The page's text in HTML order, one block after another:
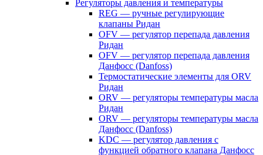
Регуляторы давления и температуры
REG — ручные регулирующие
клапаны Ридан
OFV — регулятор перепада давления
Ридан
OFV — регулятор перепада давления
Данфосс (Danfoss)
Термостатические элементы для ORV
Ридан
ORV — регуляторы температуры масла
Ридан
ORV — регуляторы температуры масла
Данфосс (Danfoss)
KDC — регулятор давления с
функцией обратного клапана Данфосс